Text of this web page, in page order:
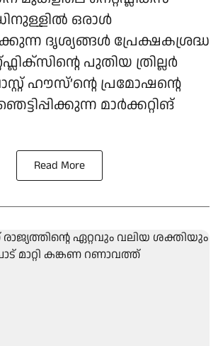
ഒരാൾ
ദൃശ്യങ്ങൾ പ്രേക്ഷകശ്രദ്ധ
പുതിയ ത്രില്ലർ
ഹൗസ്’ന്റെ പ്രമോഷന്റെ
മാർക്കറ്റിങ്
Read More